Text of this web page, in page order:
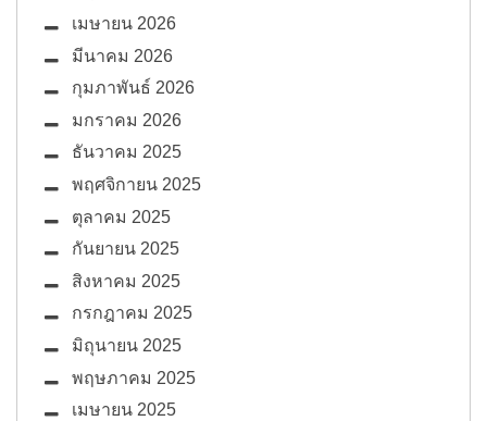
เมษายน 2026
มีนาคม 2026
กุมภาพันธ์ 2026
มกราคม 2026
ธันวาคม 2025
พฤศจิกายน 2025
ตุลาคม 2025
กันยายน 2025
สิงหาคม 2025
กรกฎาคม 2025
มิถุนายน 2025
พฤษภาคม 2025
เมษายน 2025